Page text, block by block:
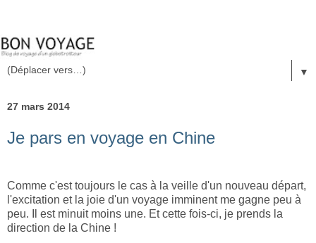
▼
27 mars 2014
Je pars en voyage en Chine
Comme c'est toujours le cas à la veille d'un nouveau départ,
l'excitation et la joie d'un voyage imminent me gagne peu à
peu. Il est minuit moins une. Et cette fois-ci, je prends la
direction de la Chine !